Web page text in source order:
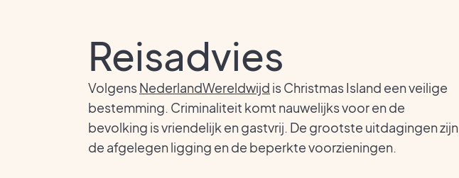
Reisadvies
VolgensNederlandWereldwijd is Christmas Island een veilige
bestemming. Criminaliteit komt nauwelijks voor en de
bevolking is vriendelijk en gastvrij. De grootste uitdagingen zijn
de afgelegen ligging en de beperkte voorzieningen.